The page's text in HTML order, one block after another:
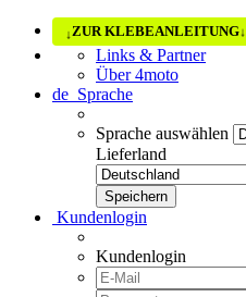
↓ZUR KLEBEANLEITUNG↓
Links & Partner
Über 4moto
de Sprache
Sprache auswählen
Lieferland
Kundenlogin
Kundenlogin